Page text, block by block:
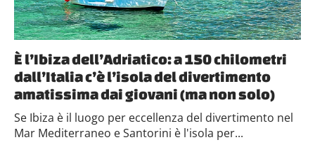
È l’Ibiza dell’Adriatico: a 150 chilometri
dall’Italia c’è l’isola del divertimento
amatissima dai giovani (ma non solo)
Se Ibiza è il luogo per eccellenza del divertimento nel
Mar Mediterraneo e Santorini è l'isola per...